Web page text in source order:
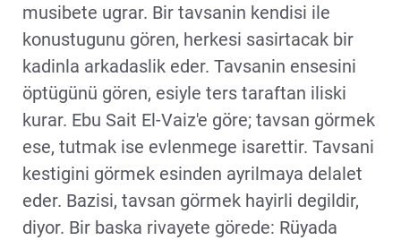
musibete ugrar. Bir tavsanin kendisi ile
konustugunu gören, herkesi sasirtacak bir
kadinla arkadaslik eder. Tavsanin ensesini
öptügünü gören, esiyle ters taraftan iliski
kurar. Ebu Sait El-Vaiz'e göre; tavsan görmek
ese, tutmak ise evlenmege isarettir. Tavsani
kestigini görmek esinden ayrilmaya delalet
eder. Bazisi, tavsan görmek hayirli degildir,
diyor. Bir baska rivayete görede: Rüyada